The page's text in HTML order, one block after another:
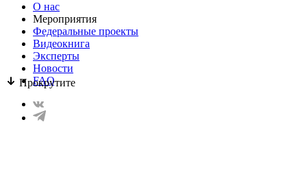
Прокрутите
О нас
Mероприятия
Федеральные проекты
Видеокнига
Эксперты
Новости
FAQ